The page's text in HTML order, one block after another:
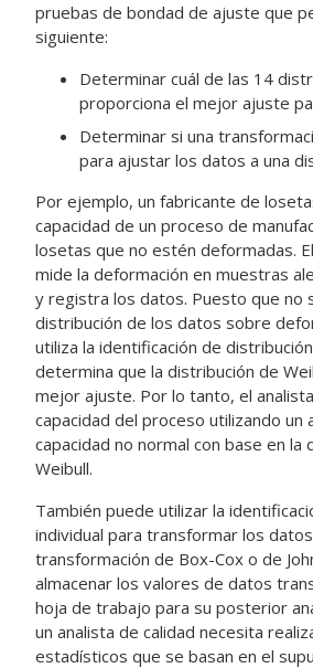
pruebas de bondad de ajuste que
siguiente:
Determinar cuál de las 14
proporciona el mejor ajuste
Determinar si una
para ajustar los datos a una
Por ejemplo, un fabricante de
capacidad de un proceso de
losetas que no estén deformadas.
mide la deformación en muestras
y registra los datos. Puesto que no
distribución de los datos sobre
utiliza la identificación de
determina que la distribución de
mejor ajuste. Por lo tanto, el
capacidad del proceso utilizando un
capacidad no normal con base en la
Weibull.
También puede utilizar la
individual para transformar los
transformación de Box-Cox o de
almacenar los valores de datos
hoja de trabajo para su posterior
un analista de calidad necesita
estadísticos que se basan en el